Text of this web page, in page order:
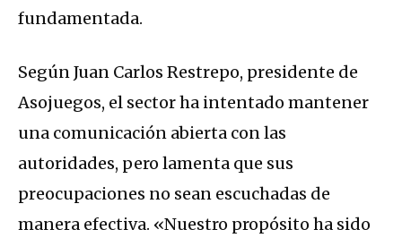
fundamentada.
Según Juan Carlos Restrepo, presidente de
Asojuegos, el sector ha intentado mantener
una comunicación abierta con las
autoridades, pero lamenta que sus
preocupaciones no sean escuchadas de
manera efectiva. «Nuestro propósito ha sido